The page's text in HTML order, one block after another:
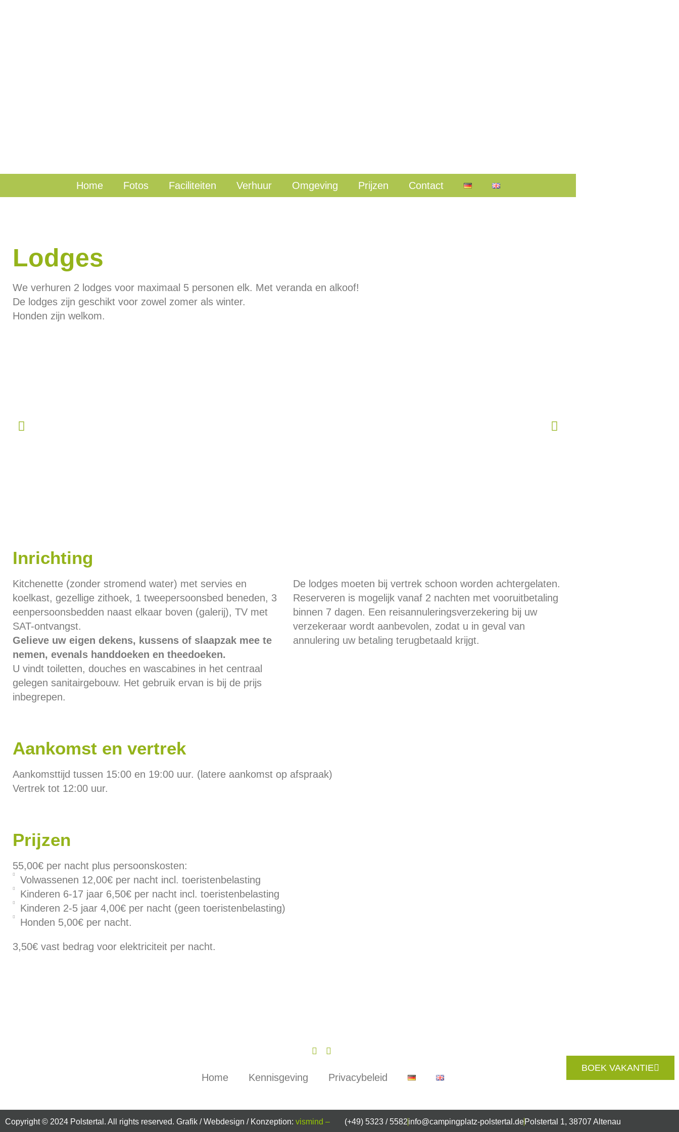
Home Fotos Faciliteiten Verhuur Omgeving Prijzen Contact
Lodges
We verhuren 2 lodges voor maximaal 5 personen elk. Met veranda en alkoof!
De lodges zijn geschikt voor zowel zomer als winter.
Honden zijn welkom.
Inrichting
Kitchenette (zonder stromend water) met servies en
koelkast, gezellige zithoek, 1 tweepersoonsbed beneden, 3
eenpersoonsbedden naast elkaar boven (galerij), TV met
SAT-ontvangst.
Gelieve uw eigen dekens, kussens of slaapzak mee te
nemen, evenals handdoeken en theedoeken.
U vindt toiletten, douches en wascabines in het centraal
gelegen sanitairgebouw. Het gebruik ervan is bij de prijs
inbegrepen.
De lodges moeten bij vertrek schoon worden achtergelaten.
Reserveren is mogelijk vanaf 2 nachten met vooruitbetaling
binnen 7 dagen. Een reisannuleringsverzekering bij uw
verzekeraar wordt aanbevolen, zodat u in geval van
annulering uw betaling terugbetaald krijgt.
Aankomst en vertrek
Aankomsttijd tussen 15:00 en 19:00 uur. (latere aankomst op afspraak)
Vertrek tot 12:00 uur.
Prijzen
55,00€ per nacht plus persoonskosten:
Volwassenen 12,00€ per nacht incl. toeristenbelasting
Kinderen 6-17 jaar 6,50€ per nacht incl. toeristenbelasting
Kinderen 2-5 jaar 4,00€ per nacht (geen toeristenbelasting)
Honden 5,00€ per nacht.
3,50€ vast bedrag voor elektriciteit per nacht.
Home Kennisgeving Privacybeleid
BOEK VAKANTIE
Copyright © 2024 Polstertal. All rights reserved. Grafik / Webdesign / Konzeption: vismind –
(+49) 5323 / 5582info@campingplatz-polstertal.dePolstertal 1, 38707 Altenau